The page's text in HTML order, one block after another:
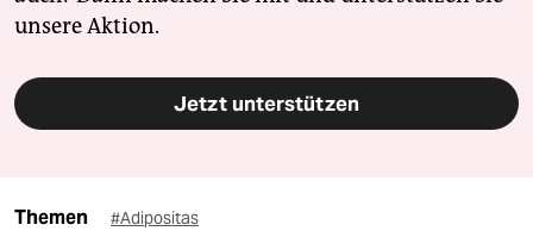
unsere Aktion.
Jetzt unterstützen
Themen #Adipositas